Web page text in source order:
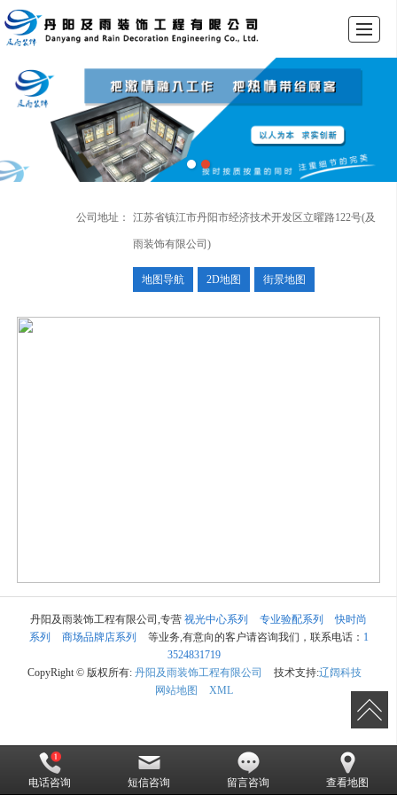
首页 新闻动态 工程案例 公司介绍 留言反馈 联系我们
公司地址： 江苏省镇江市丹阳市经济技术开发区立曜路122号(及
雨装饰有限公司)
地图导航 2D地图 街景地图
丹阳及雨装饰工程有限公司,专营 视光中心系列 专业验配系列
快时尚
系列
商场品牌店系列 等业务,有意向的客户请咨询我们，联系电话： 1
3524831719
CopyRight © 版权所有: 丹阳及雨装饰工程有限公司 技术支持:辽阔科技
网站地图
XML
电话咨询 短信咨询 留言咨询 查看地图